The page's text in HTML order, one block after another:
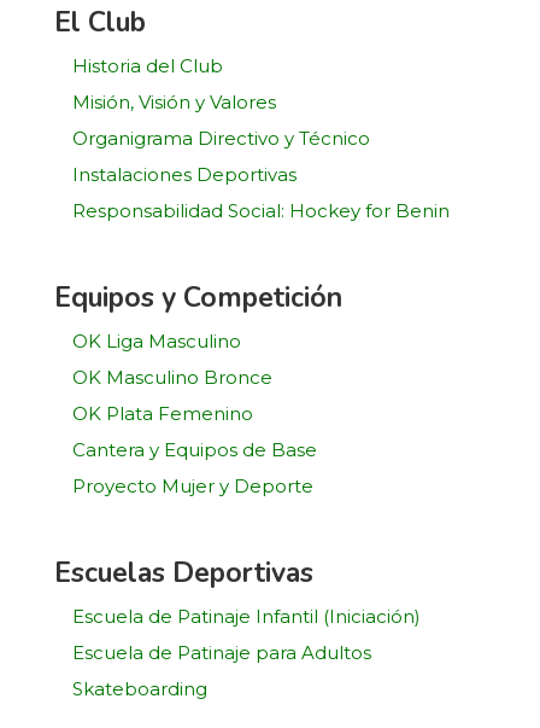
El Club
Historia del Club
Misión, Visión y Valores
Organigrama Directivo y Técnico
Instalaciones Deportivas
Responsabilidad Social: Hockey for Benin
Equipos y Competición
OK Liga Masculino
OK Masculino Bronce
OK Plata Femenino
Cantera y Equipos de Base
Proyecto Mujer y Deporte
Escuelas Deportivas
Escuela de Patinaje Infantil (Iniciación)
Escuela de Patinaje para Adultos
Skateboarding